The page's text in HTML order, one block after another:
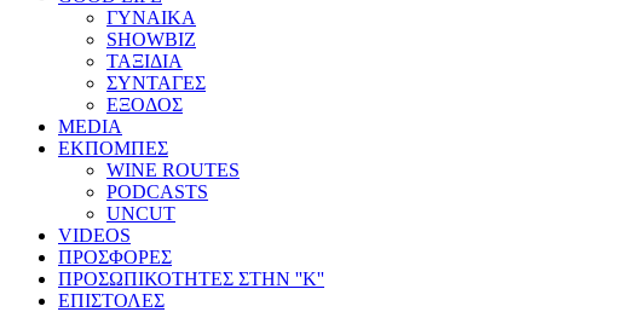
ΓΥΝΑΙΚΑ
SHOWBIZ
ΤΑΞΙΔΙΑ
ΣΥΝΤΑΓΕΣ
ΕΞΟΔΟΣ
MEDIA
ΕΚΠΟΜΠΕΣ
WINE ROUTES
PODCASTS
UNCUT
VIDEOS
ΠΡΟΣΦΟΡΕΣ
ΠΡΟΣΩΠΙΚΟΤΗΤΕΣ ΣΤΗΝ ''Κ''
ΕΠΙΣΤΟΛΕΣ